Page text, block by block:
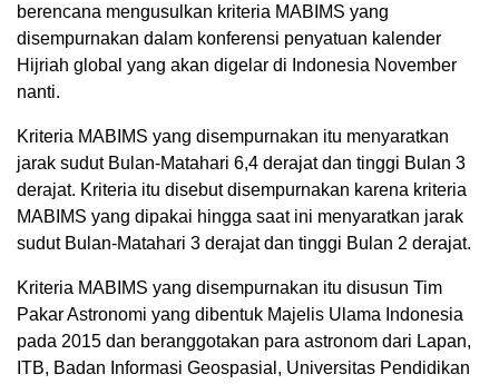
berencana mengusulkan kriteria MABIMS yang
disempurnakan dalam konferensi penyatuan kalender
Hijriah global yang akan digelar di Indonesia November
nanti.
Kriteria MABIMS yang disempurnakan itu menyaratkan
jarak sudut Bulan-Matahari 6,4 derajat dan tinggi Bulan 3
derajat. Kriteria itu disebut disempurnakan karena kriteria
MABIMS yang dipakai hingga saat ini menyaratkan jarak
sudut Bulan-Matahari 3 derajat dan tinggi Bulan 2 derajat.
Kriteria MABIMS yang disempurnakan itu disusun Tim
Pakar Astronomi yang dibentuk Majelis Ulama Indonesia
pada 2015 dan beranggotakan para astronom dari Lapan,
ITB, Badan Informasi Geospasial, Universitas Pendidikan